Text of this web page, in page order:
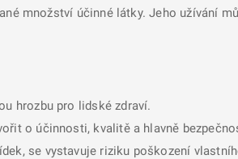
množství účinné látky. Jeho užívání
hrozbu pro lidské zdraví.
o účinnosti, kvalitě a hlavně
se vystavuje riziku poškození